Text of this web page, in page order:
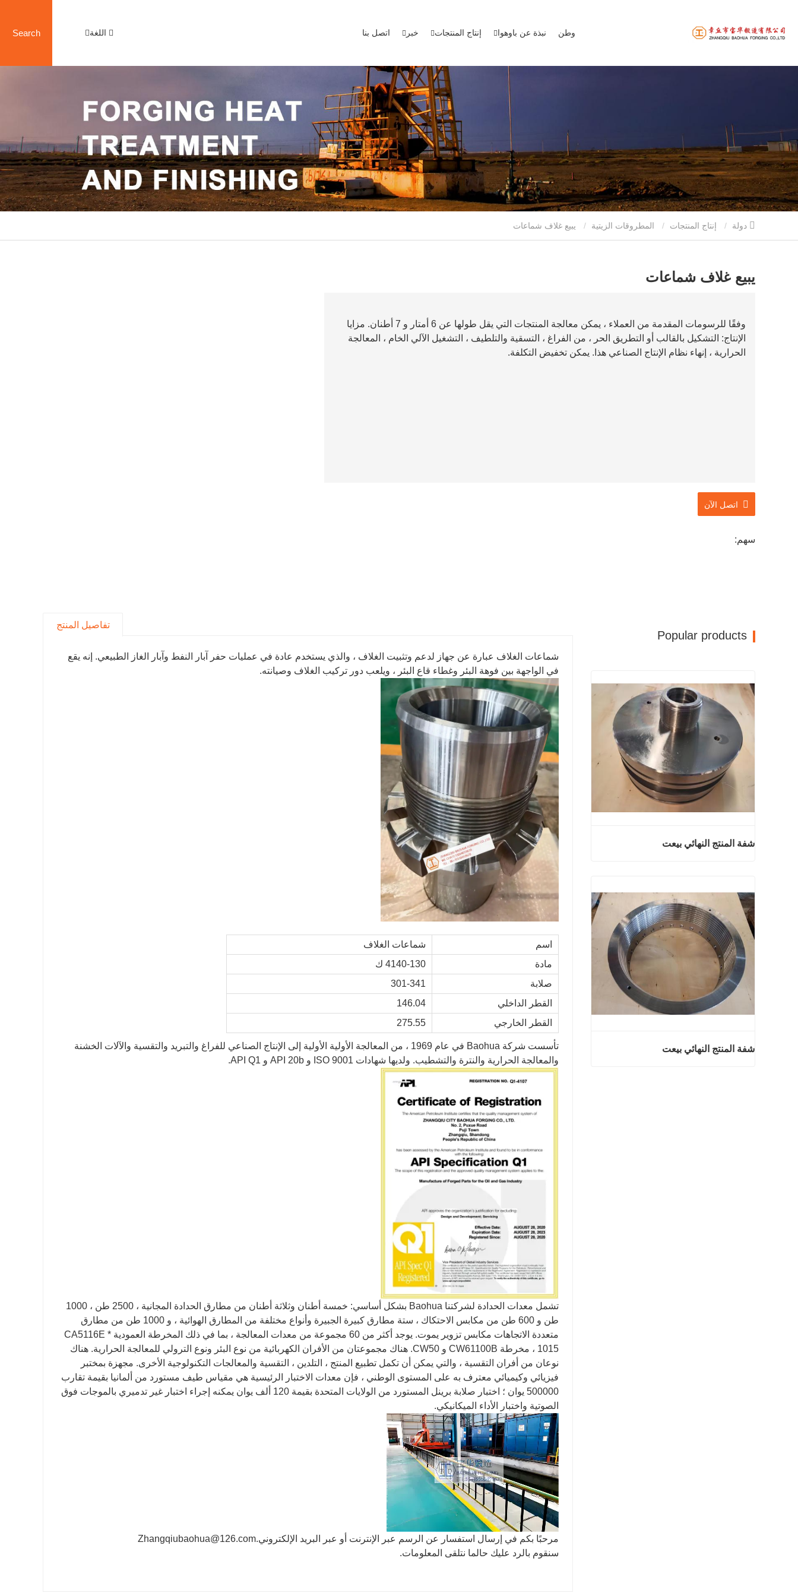
وطن نبذة عن باوهوا إنتاج المنتجات خبر اتصل بنا اللغة Search
إنتاج المنتجات المطروقات الزيتية
يبيع غلاف شماعات
وفقًا للرسومات المقدمة من العملاء ، يمكن معالجة المنتجات التي يقل طولها عن 6 أمتار و 7 أطنان. مزايا
الإنتاج: التشكيل بالقالب أو التطريق الحر ، من الفراغ ، التسقية والتلطيف ، التشغيل الآلي الخام ، المعالجة
الحرارية ، إنهاء نظام الإنتاج الصناعي هذا. يمكن تخفيض التكلفة.
اتصل الآن
سهم:
تفاصيل المنتج
شماعات الغلاف عبارة عن جهاز لدعم وتثبيت الغلاف ، والذي يستخدم عادة في عمليات حفر آبار النفط وآبار الغاز الطبيعي. إنه يقع
في الواجهة بين فوهة البئر وغطاء قاع البئر ، ويلعب دور تركيب الغلاف وصيانته.
اسم
شماعات الغلاف
مادة
4140-130 ك
صلابة
301-341
القطر الداخلي
146.04
القطر الخارجي
275.55
تأسست شركة Baohua في عام 1969 ، من المعالجة الأولية الأولية إلى الإنتاج الصناعي للفراغ والتبريد والتقسية والآلات الخشنة
والمعالجة الحرارية والنترة والتشطيب. ولديها شهادات ISO 9001 و API 20b و API Q1.
تشمل معدات الحدادة لشركتنا Baohua بشكل أساسي: خمسة أطنان وثلاثة أطنان من مطارق الحدادة المجانية ، 2500 طن ، 1000
طن و 600 طن من مكابس الاحتكاك ، ستة مطارق كبيرة الجبيرة وأنواع مختلفة من المطارق الهوائية ، و 1000 طن من مطارق
متعددة الاتجاهات مكابس تزوير يموت. يوجد أكثر من 60 مجموعة من معدات المعالجة ، بما في ذلك المخرطة العمودية CA5116E *
1015 ، مخرطة CW61100B و CW50. هناك مجموعتان من الأفران الكهربائية من نوع البئر ونوع الترولي للمعالجة الحرارية. هناك
نوعان من أفران التقسية ، والتي يمكن أن تكمل تطبيع المنتج ، التلدين ، التقسية والمعالجات التكنولوجية الأخرى. مجهزة بمختبر
فيزيائي وكيميائي معترف به على المستوى الوطني ، فإن معدات الاختبار الرئيسية هي مقياس طيف مستورد من ألمانيا بقيمة تقارب
500000 يوان ؛ اختبار صلابة برينل المستورد من الولايات المتحدة بقيمة 120 ألف يوان يمكنه إجراء اختبار غير تدميري بالموجات فوق
الصوتية واختبار الأداء الميكانيكي.
مرحبًا بكم في إرسال استفسار عن الرسم عبر الإنترنت أو عبر البريد الإلكتروني.Zhangqiubaohua@126.com
سنقوم بالرد عليك حالما نتلقى المعلومات.
Popular products
شفة المنتج النهائي بيعت
اتصل الآن
شفة المنتج النهائي بيعت